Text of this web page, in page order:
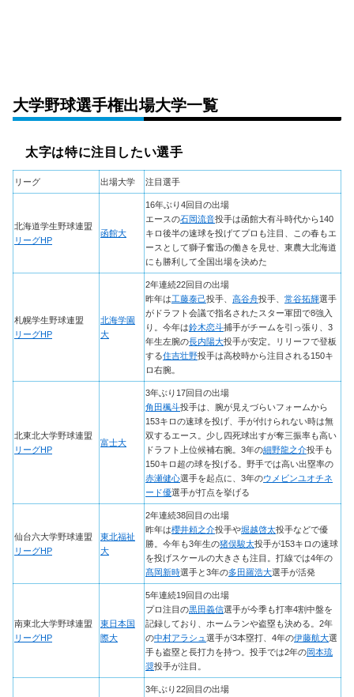
大学野球選手権出場大学一覧
太字は特に注目したい選手
リーグ 出場大学 注目選手
北海道学生野球連盟
リーグHP
函館大
16年ぶり4回目の出場
エースの石岡流音投手は函館大有斗時代から140
キロ後半の速球を投げてプロも注目、この春もエ
ースとして獅子奮迅の働きを見せ、東農大北海道
にも勝利して全国出場を決めた
札幌学生野球連盟
リーグHP
北海学園
大
2年連続22回目の出場
昨年は工藤泰己投手、 高谷舟投手、 常谷拓輝選手
がドラフト会議で指名されたスター軍団で8強入
り。今年は鈴木恋斗捕手がチームを引っ張り、3
年生左腕の長内陽大投手が安定。リリーフで登板
する住吉壮野投手は高校時から注目される150キ
ロ右腕。
北東北大学野球連盟
リーグHP
富士大
3年ぶり17回目の出場
角田楓斗投手は、腕が見えづらいフォームから
153キロの速球を投げ、手が付けられない時は無
双するエース。少し四死球出すが奪三振率も高い
ドラフト上位候補右腕。3年の細野龍之介投手も
150キロ超の球を投げる。野手では高い出塁率の
赤瀬健心選手を起点に、3年のウメビンユオチネ
ード優選手が打点を挙げる
仙台六大学野球連盟
リーグHP
東北福祉
大
2年連続38回目の出場
昨年は櫻井頼之介投手や堀越啓太投手などで優
勝。今年も3年生の猪俣駿太投手が153キロの速球
を投げスケールの大きさも注目。打線では4年の
髙岡新時選手と3年の多田羅浩大選手が活発
南東北大学野球連盟
リーグHP
東日本国
際大
5年連続19回目の出場
プロ注目の黒田義信選手が今季も打率4割中盤を
記録しており、ホームランや盗塁も決める。2年
の中村アラシュ 選手が3本塁打、4年の伊藤航大選
手も盗塁と長打力を持つ。投手では2年の岡本琉
奨投手が注目。
3年ぶり22回目の出場